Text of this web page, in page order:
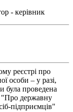
- керівник
реєстрі про
особи – у разі,
була проведена
"Про державну
підприємців"